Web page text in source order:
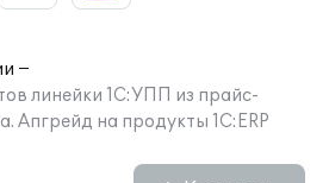
линейки 1С:УПП из прайс-
Апгрейд на продукты 1С:ERP